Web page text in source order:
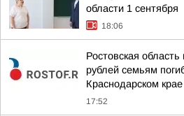
области 1 сентября
18:06
Ростовская
рублей семьям
Краснодарском крае
17:52